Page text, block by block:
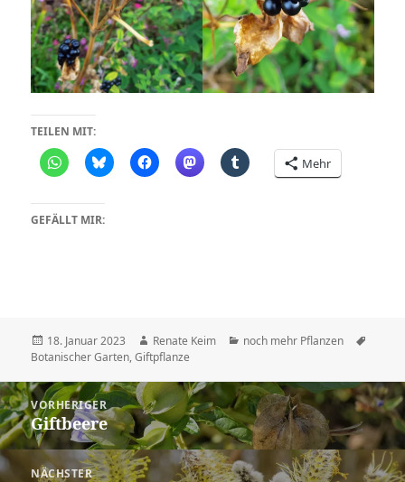
TEILEN MIT:
Mehr
GEFÄLLT MIR:
Veröffentlicht
am
18. Januar 2023 Autor
Renate Keim Kategorien
noch mehr Pflanzen
Botanischer Garten,Giftpflanze
Beitragsnavigation
VORHERIGER
Vorheriger
Beitrag:
Giftbeere
NÄCHSTER